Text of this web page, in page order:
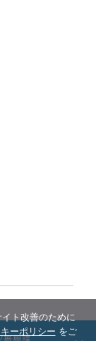
振興課
ト改善のために
ーポリシー をご